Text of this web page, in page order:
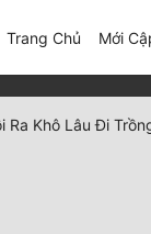
Trang Chủ Mới
Ra Khô Lâu Đi